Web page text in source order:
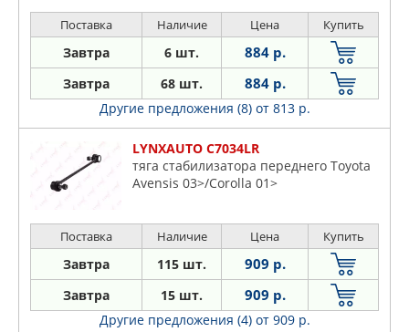
Поставка Наличие Цена Купить
Завтра 6 шт. 884 р.
Завтра 68 шт. 884 р.
Другие предложения (8) от 813 р.
LYNXAUTO C7034LR
тяга стабилизатора переднего Toyota
Avensis 03>/Corolla 01>
Поставка Наличие Цена Купить
Завтра 115 шт. 909 р.
Завтра 15 шт. 909 р.
Другие предложения (4) от 909 р.